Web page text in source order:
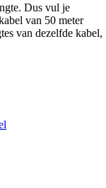
Dus vul je
van 50 meter
van dezelfde kabel,